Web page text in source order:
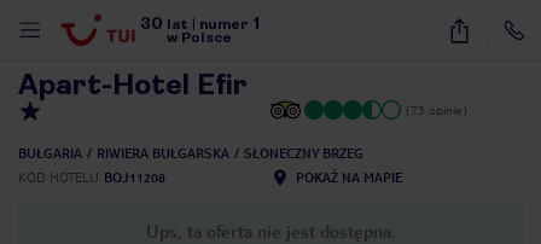
30 lat numer 1
w Polsce
23
Apart-Hotel Efir
(73 opinie)
BUŁGARIA RIWIERA BUŁGARSKA
SŁONECZNY BRZEG
KOD HOTELU BOJ11208 POKAŻ NA MAPIE
Ups, ta oferta nie jest dostępna.